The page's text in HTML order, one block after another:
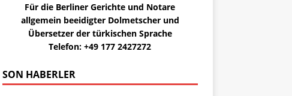
Für die Berliner Gerichte und Notare
allgemein beeidigter Dolmetscher und
Übersetzer der türkischen Sprache
Telefon: +49 177 2427272
SON HABERLER